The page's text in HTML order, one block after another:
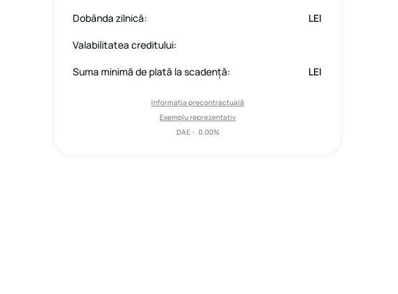
Dobânda zilnică:
LEI
Valabilitatea creditului:
Suma minimă de plată la scadență:
LEI
Informația precontractuală
Exemplu reprezentativ
DAE - 0.00%